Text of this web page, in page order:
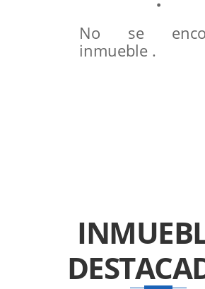
No se
inmueble .